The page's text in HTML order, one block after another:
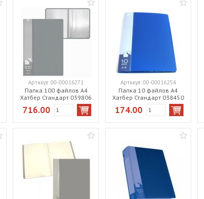
Папка 100 файлов А4
Хатбер Стандарт 039806
серая
Артикул: 00-00016271
716.00
Папка 10 файлов А4
Хатбер Стандарт 038450
синяя
Артикул: 00-00016254
174.00